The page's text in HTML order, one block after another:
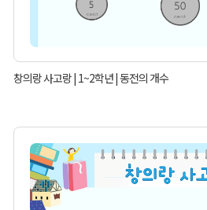
창의랑 사고랑 | 1~2학년 | 동전의 개수